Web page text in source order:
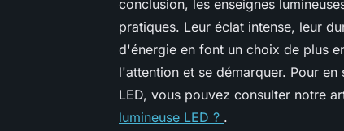
conclusion, les enseignes
pratiques. Leur éclat intense, leur
d'énergie en font un choix de plus
l'attention et se démarquer. Pour
LED, vous pouvez consulter notre
lumineuse LED ? .